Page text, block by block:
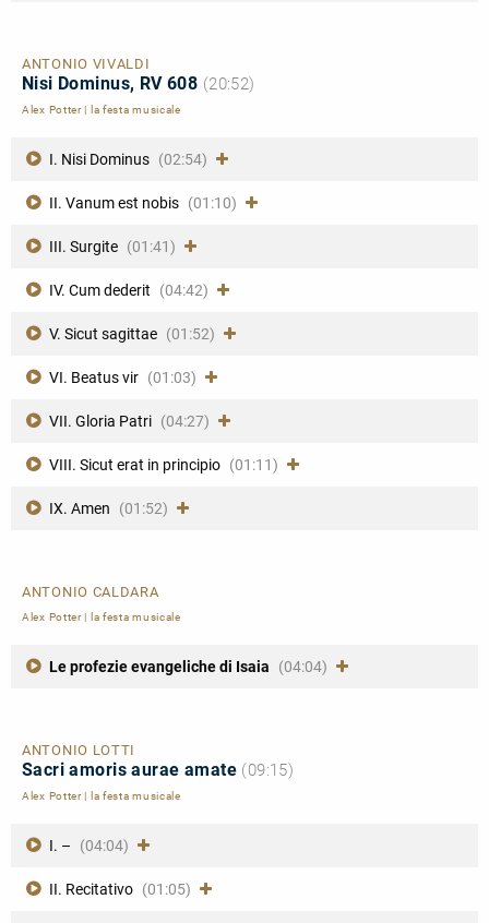
ANTONIO VIVALDI
Nisi Dominus, RV 608 (20:52)
Alex Potter| la festa musicale
I. Nisi Dominus (02:54)
II. Vanum est nobis (01:10)
III. Surgite (01:41)
IV. Cum dederit (04:42)
V. Sicut sagittae (01:52)
VI. Beatus vir (01:03)
VII. Gloria Patri (04:27)
VIII. Sicut erat in principio (01:11)
IX. Amen (01:52)
ANTONIO CALDARA
Alex Potter| la festa musicale
Le profezie evangeliche di Isaia (04:04)
ANTONIO LOTTI
Sacri amoris aurae amate (09:15)
Alex Potter| la festa musicale
I. – (04:04)
II. Recitativo (01:05)